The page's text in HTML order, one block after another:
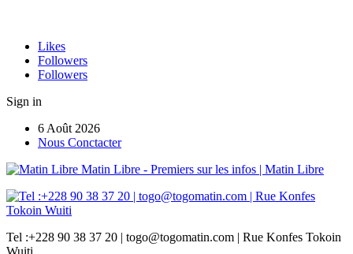
Likes
Followers
Followers
Sign in
6 Août 2026
Nous Conctacter
Matin Libre - Premiers sur les infos | Matin Libre
Tel :+228 90 38 37 20 | togo@togomatin.com | Rue Konfes Tokoin
Wuiti